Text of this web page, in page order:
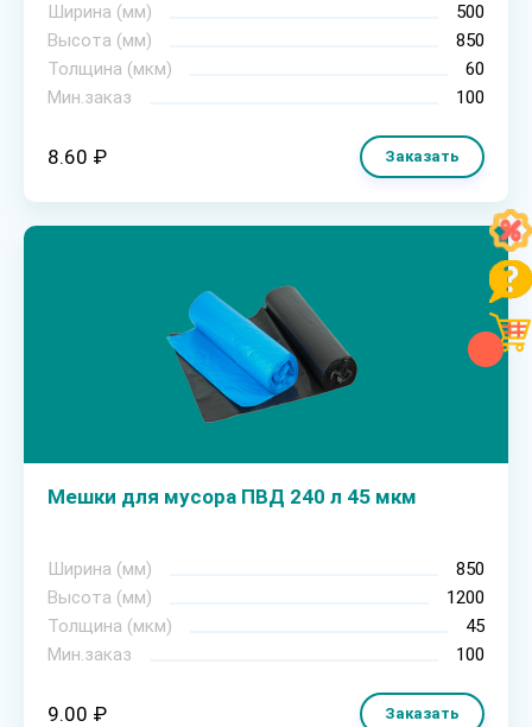
Ширина (мм)
500
Высота (мм)
850
Толщина (мкм)
60
Мин.заказ
100
8.60 ₽ Заказать
Мешки для мусора ПВД 240 л 45 мкм
Ширина (мм)
850
Высота (мм)
1200
Толщина (мкм)
45
Мин.заказ
100
9.00 ₽ Заказать